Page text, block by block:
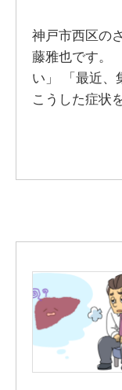
神戸市西区の
藤雅也です。
い」 「最近、
こうした症状